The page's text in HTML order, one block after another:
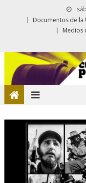
Documentos de la
Medios